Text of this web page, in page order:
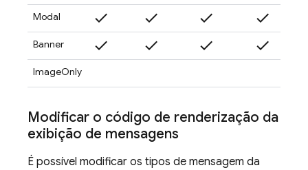
Modal check check check check
Banner check check check check
ImageOnly
Modificar o código de renderização da
exibição de mensagens
É possível modificar os tipos de mensagem da